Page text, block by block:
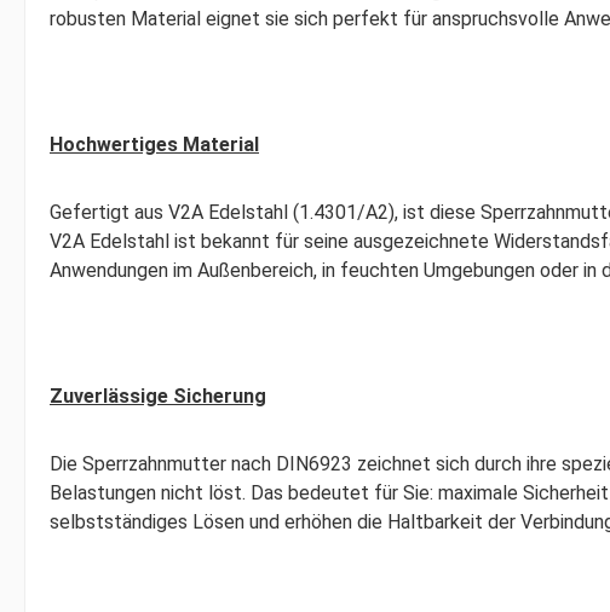
robusten Material eignet sie sich perfekt für anspruchsvolle
Hochwertiges Material
Gefertigt aus V2A Edelstahl (1.4301/A2), ist diese
V2A Edelstahl ist bekannt für seine ausgezeichnete
Anwendungen im Außenbereich, in feuchten Umgebungen oder in
Zuverlässige Sicherung
Die Sperrzahnmutter nach DIN6923 zeichnet sich durch ihre
Belastungen nicht löst. Das bedeutet für Sie: maximale
selbstständiges Lösen und erhöhen die Haltbarkeit der